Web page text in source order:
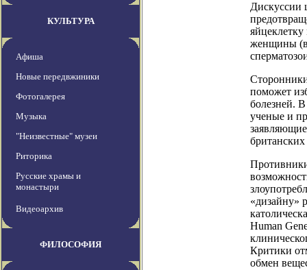
КУЛЬТУРА
Афиша
Новые передвжиники
Фотогалерея
Музыка
"Неизвестные" музеи
Риторика
Русские храмы и
монастыри
Видеоархив
ФИЛОСОФИЯ
Дискуссии
женщины (в
поможет
болезней.
ученые и
«дизайну»
Human
Критики
обмен